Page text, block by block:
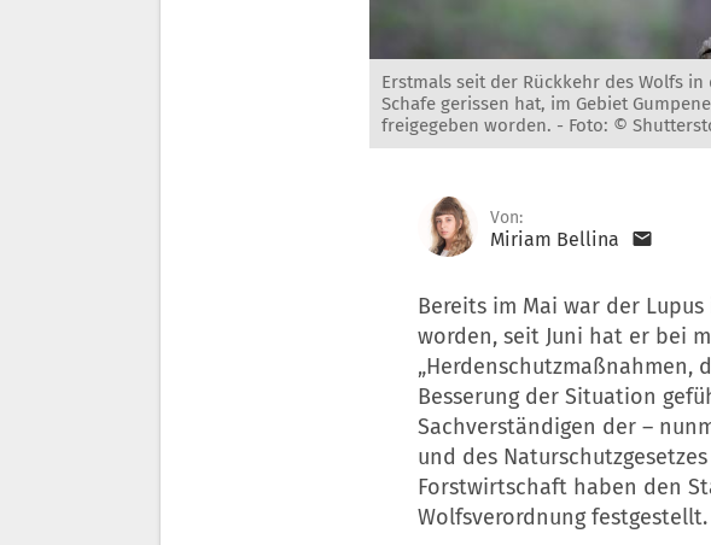
Erstmals seit der Rückkehr des Wolfs
Schafe gerissen hat, im Gebiet
freigegeben worden. - Foto: ©
Von:
Miriam Bellina
Bereits im Mai war der
worden, seit Juni hat er bei
„Herdenschutzmaßnahmen,
Besserung der Situation
Sachverständigen der –
und des
Forstwirtschaft haben den
Wolfsverordnung festgestellt.